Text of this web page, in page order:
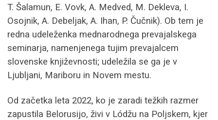
T. Šalamun, E. Vovk, A. Medved, M. Dekleva, I.
Osojnik, A. Debeljak, A. Ihan, P. Čučnik). Ob tem je
redna udeleženka mednarodnega prevajalskega
seminarja, namenjenega tujim prevajalcem
slovenske književnosti; udeležila se ga je v
Ljubljani, Mariboru in Novem mestu.
Od začetka leta 2022, ko je zaradi težkih razmer
zapustila Belorusijo, živi v Lódžu na Poljskem, kjer